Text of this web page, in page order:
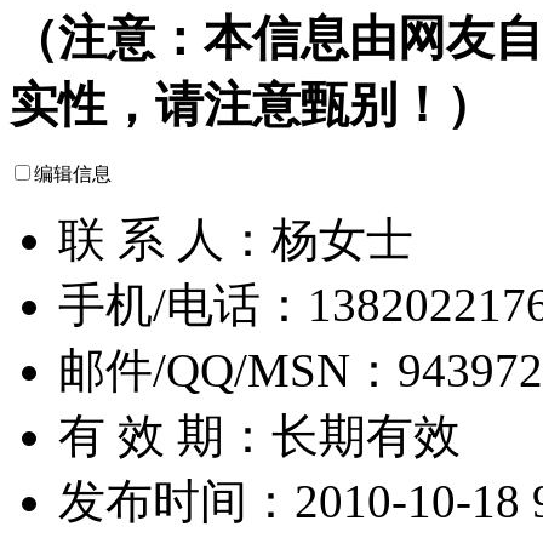
（注意：本信息由网友
实性，请注意甄别！）
编辑信息
联 系 人：杨女士
手机/电话：
邮件/QQ/MSN：
有 效 期：长期有效
发布时间：2010-10-18